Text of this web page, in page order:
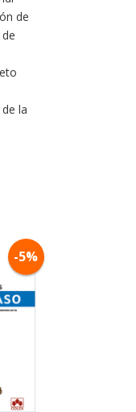
de
la
-5%